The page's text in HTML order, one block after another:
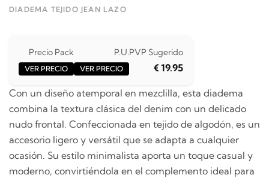
DIADEMA TEJIDO JEAN LAZO
Precio Pack
VER PRECIO
P.U.
VER PRECIO
PVP Sugerido
€ 19.95
Con un diseño atemporal en mezclilla, esta diadema
combina la textura clásica del denim con un delicado
nudo frontal. Confeccionada en tejido de algodón, es un
accesorio ligero y versátil que se adapta a cualquier
ocasión. Su estilo minimalista aporta un toque casual y
moderno, convirtiéndola en el complemento ideal para